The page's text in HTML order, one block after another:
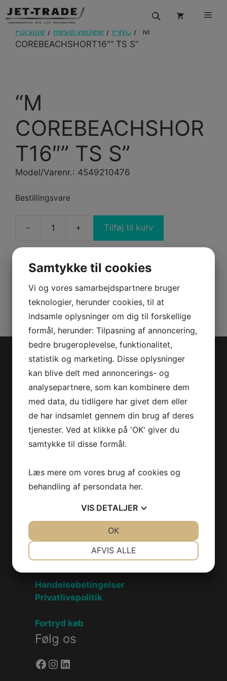
Hop
til
indholdForside / Reservedele / PWC / “M
COREBEACHSHORT16″” TS S”
“M
COREBEACHSHOR
T16″” TS S”
Model/Varenr.: 4549210476
Bestillingsvare
-
COREBEACHSHORT16""
S"
antal
+ Tilføj til kurv
Kategorier:PWC, Reservedele
Jet-Trade Powersport
Jegstrupvej 280
8361 Hasselager
Telefon:+45 70 200 600
E-mail:info@jettrade.dk
CVR-nummer: 27233678
Produkter
Sea-Doo Vandscooter
Can-Am ATV
Can-Am Roadster
Information
Handelsebetingelser
Privatlivspolitik
Fortryd køb
Følg os
Facebook
Instagram
LinkedIn
Samtykke til cookies
Vi og vores samarbejdspartnere bruger
teknologier, herunder cookies, til at
indsamle oplysninger om dig til forskellige
formål, herunder: Tilpasning af annoncering,
bedre brugeroplevelse, funktionalitet,
statistik og marketing. Disse oplysninger
kan blive delt med annoncerings- og
analysepartnere, som kan kombinere dem
med data, du tidligere har givet dem eller
de har indsamlet gennem din brug af deres
tjenester. Ved at klikke på 'OK' giver du
samtykke til disse formål.
Læs mere om vores brug af cookies og
behandling af persondata her.
VIS DETALJER
MARKETING
AFVIS ALLE
OK